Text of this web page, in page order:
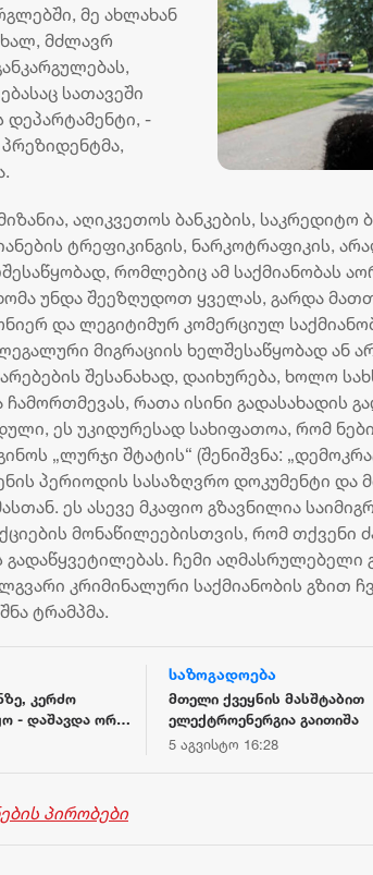
მე ახლახან
მძლავრ
სათავეში
დეპარტამენტი, -
პრეზიდენტმა,
აღიკვეთოს ბანკების,
ტრეფიკინგის, ნარკოტრაფიკის,
რომლებიც ამ საქმიანობას
უნდა შეეზღუდოთ ყველას, გარდა
და ლეგიტიმურ კომერციულ
მიგრაციის ხელშესაწყობად ან
შესანახად, დაიხურება, ხოლო
ჩამორთმევას, რათა ისინი გადასახადის
ეს უკიდურესად სახიფათოა, რომ
„ლურჯი შტატის“ (შენიშვნა:
პერიოდის სასაზღვრო დოკუმენტი და
ეს ასევე მკაფიო გზავნილია
მონაწილეებისთვის, რომ
ჩემი აღმასრულებელი
კრიმინალური საქმიანობის გზით
ტრამპმა.
კერძო
- დაშავდა ორი
საზოგადოება
მთელი ქვეყნის მასშტაბით
ელექტროენერგია გაითიშა
5 აგვისტო 16:28
პირობები